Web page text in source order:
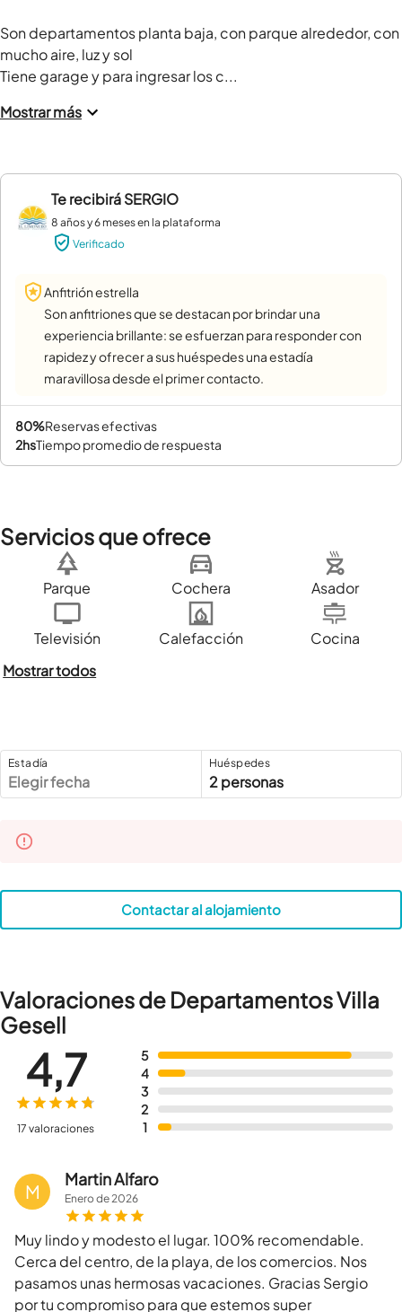
Son departamentos planta baja, con parque alrededor, con
mucho aire, luz y sol
Tiene garage y para ingresar los c...
Mostrar más
Te recibiráSERGIO
8 años y 6 meses en la plataforma
Verificado
Anfitrión estrella
Son anfitriones que se destacan por brindar una
experiencia brillante: se esfuerzan para responder con
rapidez y ofrecer a sus huéspedes una estadía
maravillosa desde el primer contacto.
80% reservas efectivas
2hs tiempo promedio de respuesta
Servicios que ofrece
Parque Cochera Asador
Televisión Calefacción
Cocina
Mostrar todos
Estadía
Elegir fecha
Huéspedes
2 personas
Contactar al alojamiento
Valoraciones de Departamentos Villa
Gesell
5
4
3
2
1
4,7
17 valoraciones
M
Martin Alfaro
Enerode2026
Muy lindo y modesto el lugar. 100% recomendable.
Cerca del centro, de la playa, de los comercios. Nos
pasamos unas hermosas vacaciones. Gracias Sergio
por tu compromiso para que estemos super